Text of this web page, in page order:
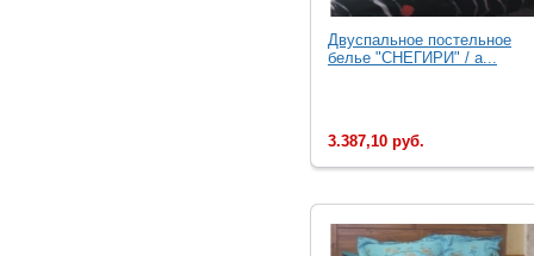
Двуспальное постельное
белье "СНЕГИРИ" / а...
3.387,10 руб.